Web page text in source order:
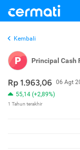
Kembali
P Principal Cash
Rp 1.963,06 06 Agt
55,14 (+2,89%)
1 Tahun terakhir